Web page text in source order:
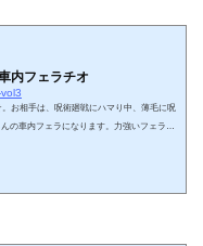
内フェラチオ
お相手は、呪術廻戦にハマり中、薄毛に呪
の車内フェラになります。力強いフェラチ